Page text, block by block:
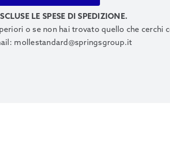
LE SPESE DI SPEDIZIONE.
o se non hai trovato quello che cerchi
mollestandard@springsgroup.it